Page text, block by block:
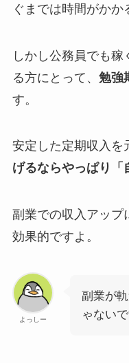
ぐまでは時間がかか
しかし公務員でも
る方にとって、 勉強
す。
安定した定期収入を
げるならやっぱり「
副業での収入アップ
効果的ですよ。
よっしー
副業が
ゃない